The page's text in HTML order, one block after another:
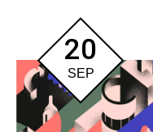
20
SEP